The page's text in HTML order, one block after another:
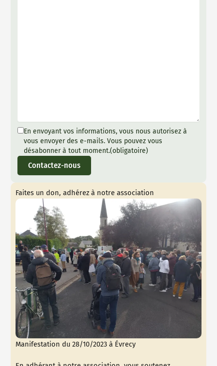
En envoyant vos informations, vous nous autorisez à
vous envoyer des e-mails. Vous pouvez vous
désabonner à tout moment.(obligatoire)
Contactez-nous
Faites un don, adhérez à notre association
Manifestation du 28/10/2023 à Évrecy